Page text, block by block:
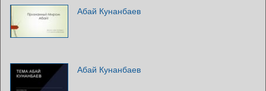
Абай Кунанбаев
Абай Кунанбаев